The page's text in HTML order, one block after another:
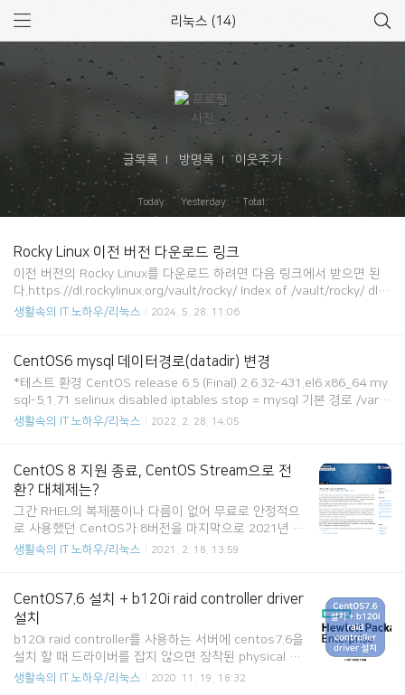
글목록 방명록 이웃추가
Today: Yesterday: Total:
리눅스 (14)
Rocky Linux 이전 버전 다운로드 링크
이전 버전의 Rocky Linux를 다운로드 하려면 다음 링크에서 받으면 된
다.https://dl.rockylinux.org/vault/rocky/ Index of /vault/rocky/ dl.r
ockylinux.org
생활속의 IT 노하우/리눅스 2024. 5. 28. 11:06
CentOS6 mysql 데이터경로(datadir) 변경
*테스트 환경 CentOS release 6.5 (Final) 2.6.32-431.el6.x86_64 my
sql-5.1.71 selinux disabled iptables stop = mysql 기본 경로 /var/li
b/mysql에서 /data/mysql로 변경 테스트 mysql 실행 # service mys
you have to copy support-files/mysql.server to the right place f
or your system PLEASE REMEMBER TO SET ..
생활속의 IT 노하우/리눅스 2022. 2. 28. 14:05
CentOS 8 지원 종료, CentOS Stream으로 전
환? 대체제는?
그간 RHEL의 복제품이나 다름이 없어 무료로 안정적으
로 사용했던 CentOS가 8버전을 마지막으로 2021년 말
에 지원이 종료된다. 대신 CentOS Stream으로 전환되
이기 때문에 치명적인 버그가 있을 수 있고 안정성이 떨
어질 우려가 있어서 여러모로 사용하기 불안해졌기 때문
에 현재 논란중이다. 그럼 대체제로 어떤 것이 있을까.. C
entOS 지원 종료 소식에 Cloudlinux에서 대체제 개발
프로젝트인 Project Lenix를 발표했고 AlmaLinux 베타
버전을 내놓았다. https://almalinux.org/ Homepage
생활속의 IT 노하우/리눅스 2021. 2. 18. 13:59
CentOS7.6 설치 + b120i raid controller driver
설치
b120i raid controller를 사용하는 서버에 centos7.6을
설치 할 때 드라이버를 잡지 않으면 장착된 physical dis
k가 모두 표시된다. ACU에서 raid 구성을 해도 말이다.
생활속의 IT 노하우/리눅스 2020. 11. 19. 18:32